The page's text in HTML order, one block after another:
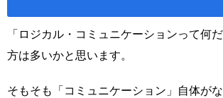
「ロジカル・コミュニケーションって何
方は多いかと思います。
そもそも「コミュニケーション」自体が